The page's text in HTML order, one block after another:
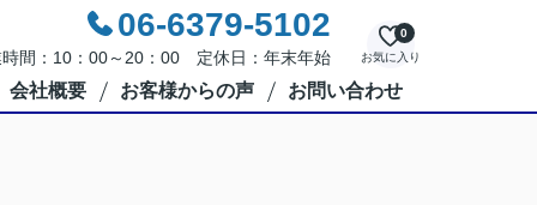
06-6379-5102
間：10：00～20：00 定休日：年末年始 お気に入り
0
会社概要 お客様からの声 お問い合わせ